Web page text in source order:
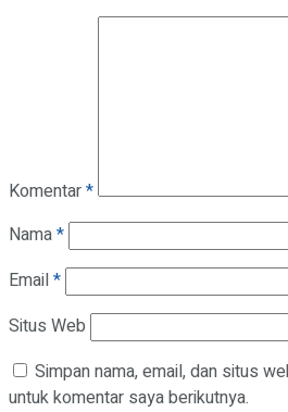
Komentar*
Nama*
Email*
Situs Web
Simpan nama, email, dan situs
untuk komentar saya berikutnya.